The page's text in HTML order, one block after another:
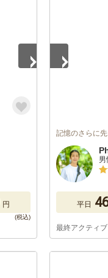
円
記憶のさらに
平日
最終アクティ